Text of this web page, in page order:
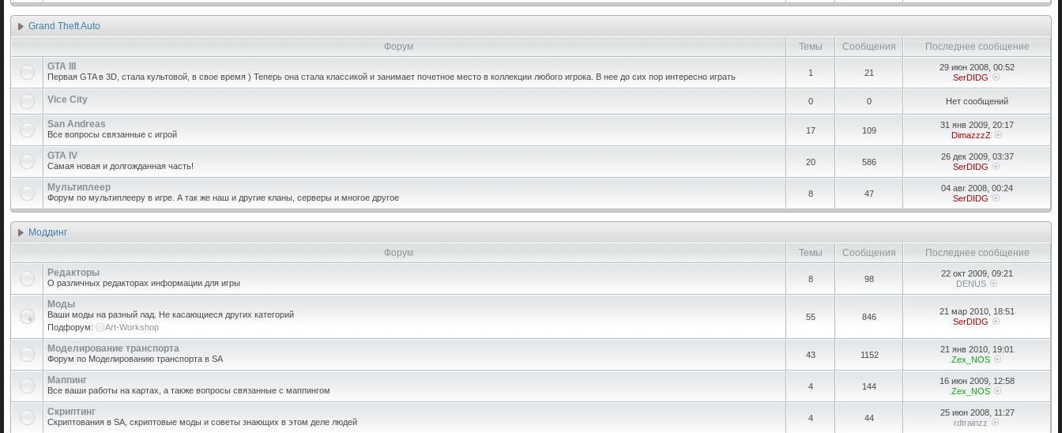
Grand Theft Auto
Форум
Темы Сообщения
Последнее сообщение
GTA III
Первая GTA в 3D, стала культовой, в свое время ) Теперь она стала классикой и занимает почетное место в коллекции любого игрока. В нее до сих пор интересно играть 1 21
29 июн 2008, 00:52
SerDIDG
Vice City 0 0 Нет сообщений
San Andreas
Все вопросы связанные с игрой 17 109
31 янв 2009, 20:17
DimazzzZ
GTA IV
Самая новая и долгожданная часть! 20 586
26 дек 2009, 03:37
SerDIDG
Мультиплеер
Форум по мультиплееру в игре. А так же наш и другие кланы, серверы и многое другое 8 47
04 авг 2008, 00:24
SerDIDG
Моддинг
Форум
Темы Сообщения
Последнее сообщение
Редакторы
О различных редакторах информации для игры 8 98
22 окт 2009, 09:21
DENUS
Моды
Ваши моды на разный лад. Не касающиеся других категорий
Подфорум:
Art-Workshop
55 846
21 мар 2010, 18:51
SerDIDG
Моделирование транспорта
Форум по Моделированию транспорта в SA 43 1152
21 янв 2010, 19:01
Zex_NOS
Маппинг
Все ваши работы на картах, а также вопросы связанные с маппингом 4 144
16 июн 2009, 12:58
Zex_NOS
Скриптинг
Скриптования в SA, скриптовые моды и советы знающих в этом деле людей 4 44
25 июн 2008, 11:27
rdtrainzz